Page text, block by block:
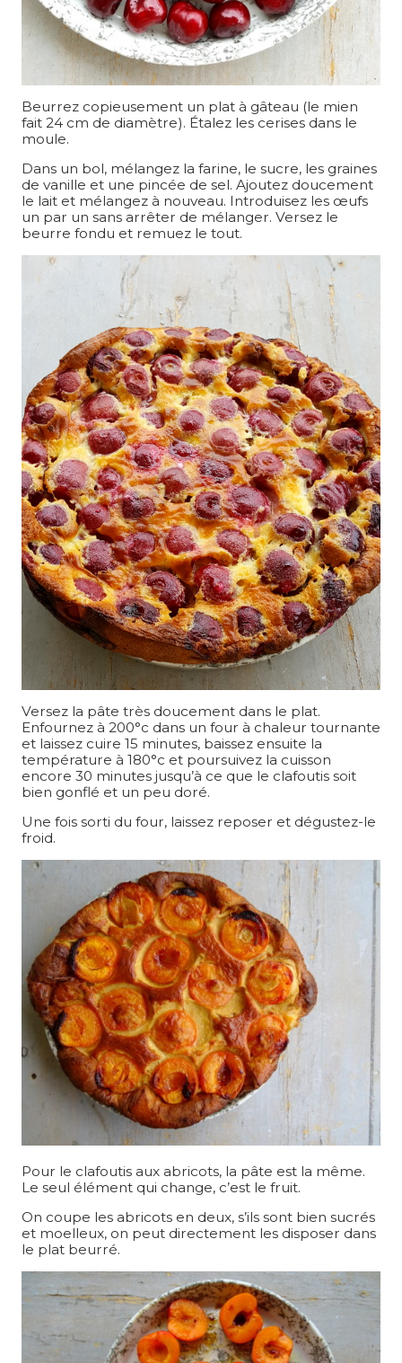
Beurrez copieusement un plat à gâteau (le mien
fait 24 cm de diamètre). Étalez les cerises dans le
moule.
Dans un bol, mélangez la farine, le sucre, les graines
de vanille et une pincée de sel. Ajoutez doucement
le lait et mélangez à nouveau. Introduisez les œufs
un par un sans arrêter de mélanger. Versez le
beurre fondu et remuez le tout.
Versez la pâte très doucement dans le plat.
Enfournez à 200°c dans un four à chaleur tournante
et laissez cuire 15 minutes, baissez ensuite la
température à 180°c et poursuivez la cuisson
encore 30 minutes jusqu’à ce que le clafoutis soit
bien gonflé et un peu doré.
Une fois sorti du four, laissez reposer et dégustez-le
froid.
Pour le clafoutis aux abricots, la pâte est la même.
Le seul élément qui change, c’est le fruit.
On coupe les abricots en deux, s’ils sont bien sucrés
et moelleux, on peut directement les disposer dans
le plat beurré.